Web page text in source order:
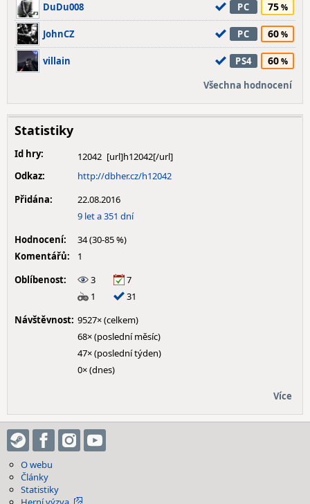
DuDu008 PC 75
JohnCZ PC 60
villain PS4 60
Všechna hodnocení
Statistiky
Id hry:
12042
Odkaz:
http://dbher.cz/h12042
Přidána:
22.08.2016
9 let a 351 dní
Hodnocení:
34 (30-85 %)
Komentářů:
1
Oblíbenost:
3
7
1
31
Návštěvnost: 9527× (celkem)
68× (poslední měsíc)
47× (poslední týden)
0× (dnes)
Více
O webu
Články
Statistiky